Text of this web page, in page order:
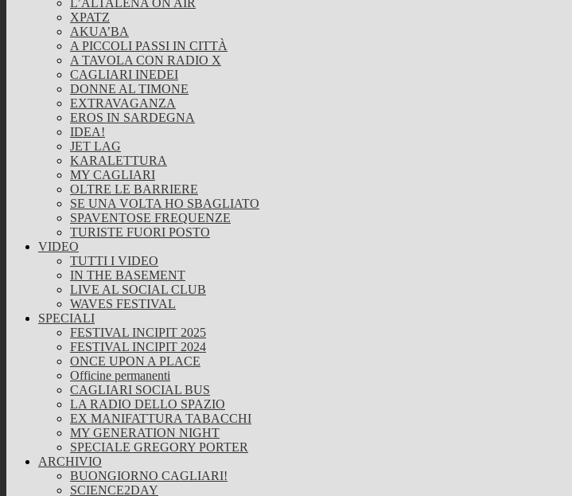
L’ALTALENA ON AIR
XPATZ
AKUA’BA
A PICCOLI PASSI IN CITTÀ
A TAVOLA CON RADIO X
CAGLIARI INEDEI
DONNE AL TIMONE
EXTRAVAGANZA
EROS IN SARDEGNA
IDEA!
JET LAG
KARALETTURA
MY CAGLIARI
OLTRE LE BARRIERE
SE UNA VOLTA HO SBAGLIATO
SPAVENTOSE FREQUENZE
TURISTE FUORI POSTO
VIDEO
TUTTI I VIDEO
IN THE BASEMENT
LIVE AL SOCIAL CLUB
WAVES FESTIVAL
SPECIALI
FESTIVAL INCIPIT 2025
FESTIVAL INCIPIT 2024
ONCE UPON A PLACE
Officine permanenti
CAGLIARI SOCIAL BUS
LA RADIO DELLO SPAZIO
EX MANIFATTURA TABACCHI
MY GENERATION NIGHT
SPECIALE GREGORY PORTER
ARCHIVIO
BUONGIORNO CAGLIARI!
SCIENCE2DAY